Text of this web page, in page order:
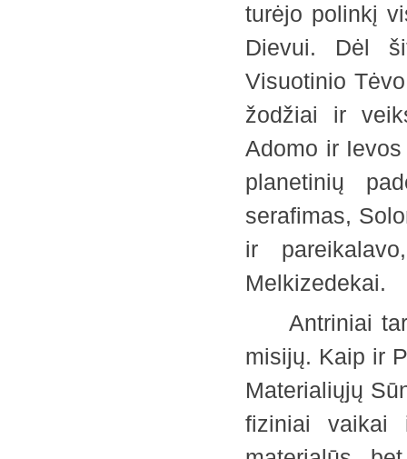
turėjo polinkį
Dievui. Dėl
Visuotinio
žodžiai ir
Adomo ir
planetinių
serafimas,
ir
Antriniai
misijų. Kaip ir
Materialiųjų
fiziniai vaikai